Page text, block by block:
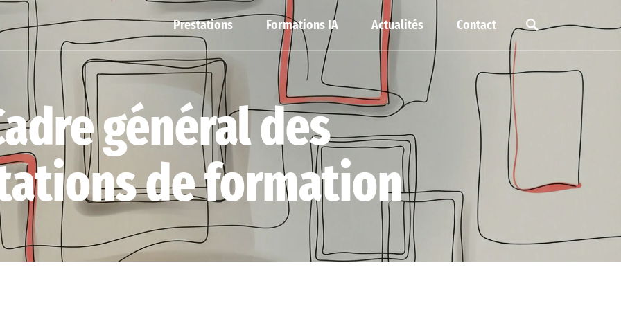
Prestations Formations IA Actualités Contact
général des
de formation